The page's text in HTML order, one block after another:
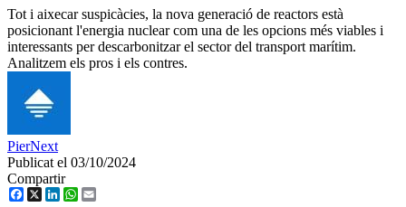
Tot i aixecar suspicàcies, la nova generació de reactors està
posicionant l'energia nuclear com una de les opcions més viables i
interessants per descarbonitzar el sector del transport marítim.
Analitzem els pros i els contres.
PierNext
Publicat el 03/10/2024
Compartir
Facebook
X LinkedInWhatsApp